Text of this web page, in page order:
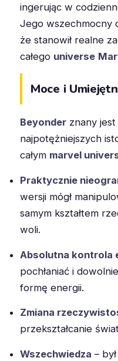
ingerując w
Jego wszechmocny
że stanowił realne
całego universe
Moce i
Beyonder znany
najpotężniejszych
całym marvel
Praktycznie
wersji mógł
samym kształtem
woli.
Absolutna kontrola
pochłaniać i
formę energii.
Zmiana
przekształcanie
Wszechwiedza –